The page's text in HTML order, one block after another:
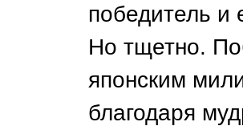
победитель и
Но тщетно.
японским
благодаря